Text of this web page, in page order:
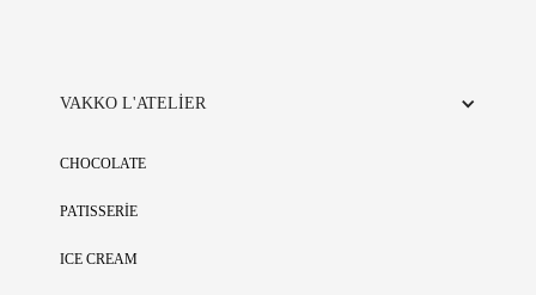
VAKKO L'ATELİER
CHOCOLATE
PATISSERİE
ICE CREAM